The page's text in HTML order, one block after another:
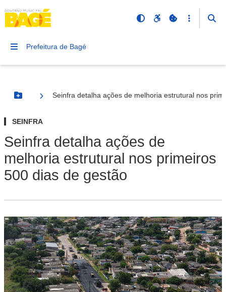
Prefeitura de Bagé
Botão Menu
Seinfra detalha ações de melhoria estrutural nos
SEINFRA
Seinfra detalha ações de
melhoria estrutural nos primeiros
500 dias de gestão